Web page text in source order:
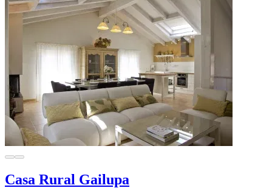
Casa Rural Gailupa